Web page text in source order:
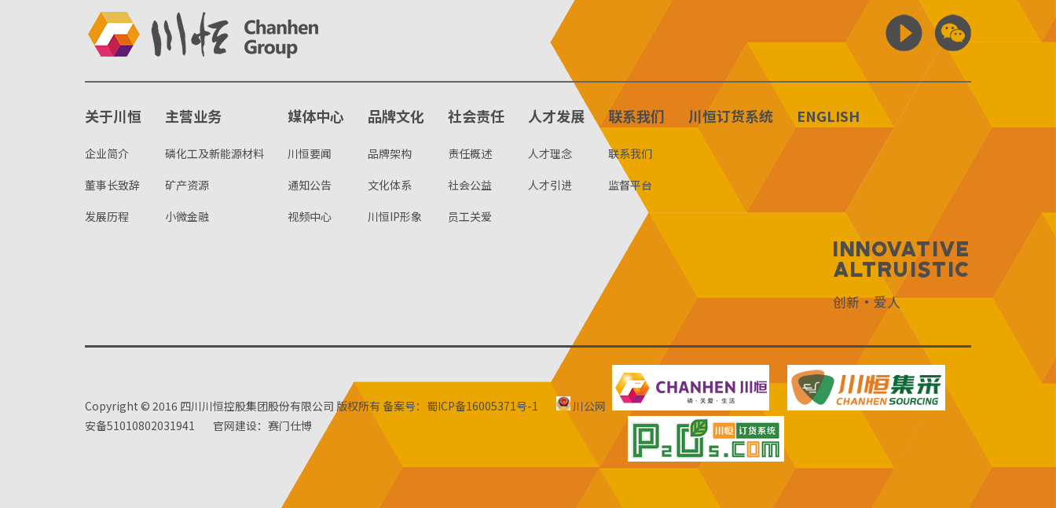
关于川恒
企业简介
董事长致辞
发展历程
主营业务
磷化工及新能源材料
矿产资源
小微金融
媒体中心
川恒要闻
通知公告
视频中心
品牌文化
品牌架构
文化体系
川恒IP形象
社会责任
责任概述
社会公益
员工关爱
人才发展
人才理念
人才引进
联系我们
联系我们
监督平台
川恒订货系统 ENGLISH
Innovative
Altruistic
创新·爱人
Copyright © 2016 四川川恒控股集团股份有限公司 版权所有 备案号：蜀ICP备16005371号-1
川公网
安备51010802031941
官网建设：赛门仕博